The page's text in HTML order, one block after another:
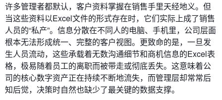
许多管理者都默认，客户资料掌握在销售手里天经地义。但
当这些资料以Excel文件的形式存在时，它们实际上成了销售
人员的“私产”。信息分散在不同人的电脑、手机里，公司层面
根本无法形成统一、完整的客户视图。更致命的是，一旦发
生人员流动，这些承载着无数沟通细节和商机信息的Excel表
格，极易随着员工的离职而被带走或彻底丢失。这意味着公
司的核心数字资产正在持续不断地流失，而管理层却常常后
知后觉，决策时自然也缺少了最关键的数据支撑。